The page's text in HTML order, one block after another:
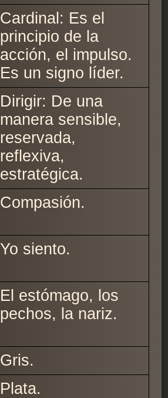
Cardinal: Es el
principio de la
acción, el impulso.
Es un signo líder.
Dirigir: De una
manera sensible,
reservada,
reflexiva,
estratégica.
Compasión.
Yo siento.
El estómago, los
pechos, la nariz.
Gris.
Plata.